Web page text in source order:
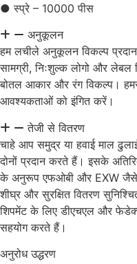
● स्प्रे – 10000 पीस
अनुकूलन
हम लचीले अनुकूलन विकल्प
सामग्री, निःशुल्क लोगो और
बोतल आकार और रंग विकल्प।
आवश्यकताओं को इंगित करें।
तेजी से वितरण
चाहे आप समुद्र या हवाई माल
दोनों प्रदान करते हैं। इसके
के अनुरूप एफओबी और EXW जैसे
शीघ्र और सुरक्षित वितरण
शिपमेंट के लिए डीएचएल और
सहयोग करते हैं।
अनुरोध उद्धरण